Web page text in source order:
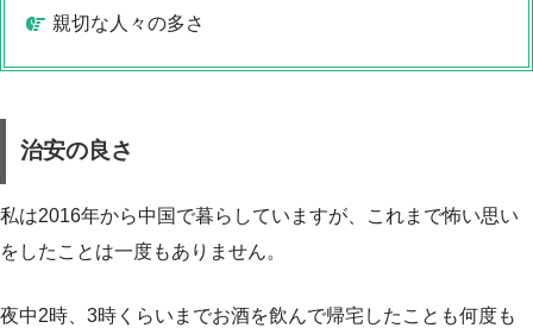
親切な人々の多さ
治安の良さ
私は2016年から中国で暮らしていますが、これまで怖い思い
をしたことは一度もありません。
夜中2時、3時くらいまでお酒を飲んで帰宅したことも何度も